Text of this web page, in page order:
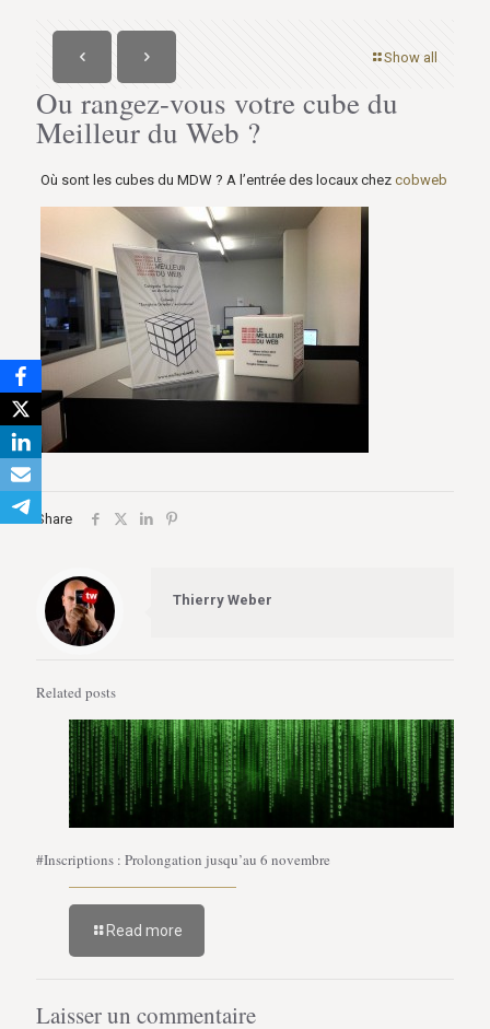
Show all
Ou rangez-vous votre cube du
Meilleur du Web ?
Où sont les cubes du MDW ? A l’entrée des locaux chez cobweb
Share
Thierry Weber
Related posts
#Inscriptions : Prolongation jusqu’au 6 novembre
Read more
Laisser un commentaire